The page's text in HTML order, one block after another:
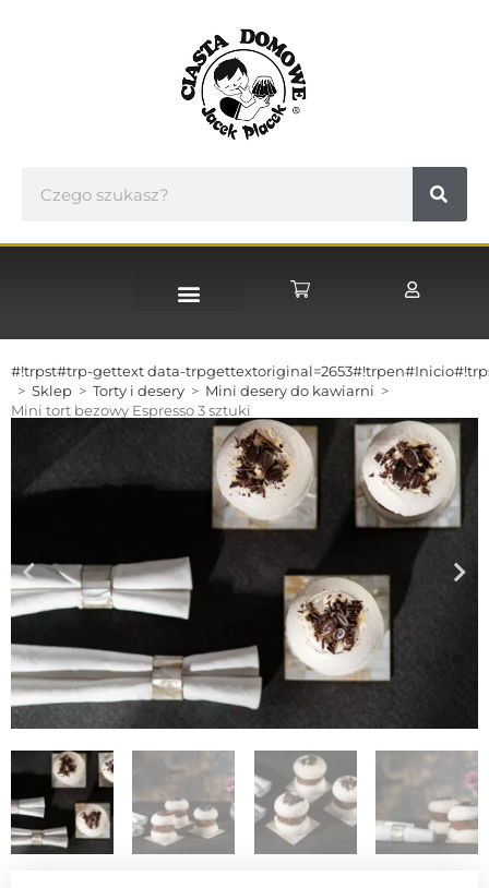
#!trpst#trp-gettext data-
> Sklep > Torty i desery > Mini desery do kawiarni >
Mini tort bezowy Espresso 3 sztuki